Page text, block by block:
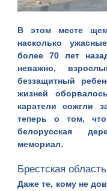
В этом месте
насколько
более 70 лет
неважно,
беззащитный
жизней
каратели сожгли
теперь о том,
белорусская
мемориал.
Брестская область
Даже те, кому не